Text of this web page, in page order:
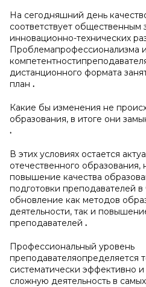
На сегодняшний день
соответствует общественным
инновационно-технических
Проблемапрофессионализма
дистанционного формата
план .
Какие бы изменения не
образования, в итоге они
.
В этих условиях остается
отечественного образования,
повышение качества
подготовки преподавателей в
обновление как методов
деятельности, так и
преподавателей .
Профессиональный уровень
преподавателяопределяется
систематически эффективно
сложную деятельность в